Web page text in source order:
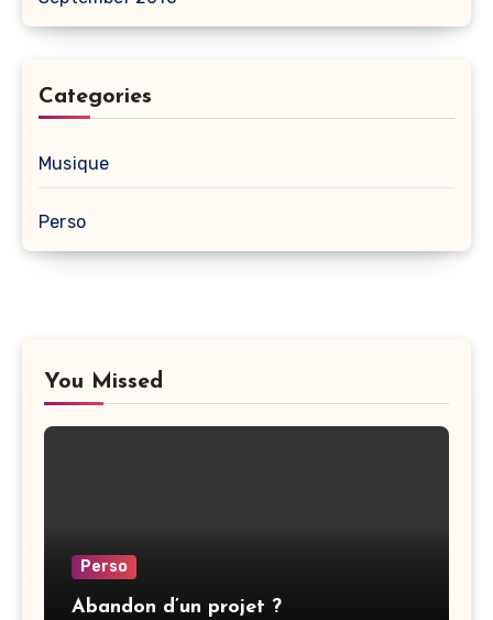
Categories
Musique
Perso
You Missed
Perso
Abandon d’un projet ?